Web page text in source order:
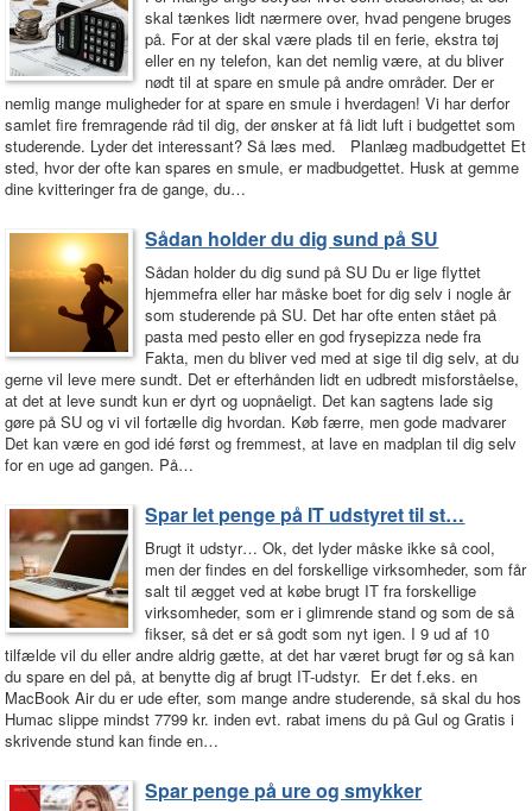
skal tænkes lidt nærmere over, hvad pengene bruges
på. For at der skal være plads til en ferie, ekstra tøj
eller en ny telefon, kan det nemlig være, at du bliver
nødt til at spare en smule på andre områder. Der er
nemlig mange muligheder for at spare en smule i hverdagen! Vi har derfor
samlet fire fremragende råd til dig, der ønsker at få lidt luft i budgettet som
studerende. Lyder det interessant? Så læs med. Planlæg madbudgettet Et
sted, hvor der ofte kan spares en smule, er madbudgettet. Husk at gemme
dine kvitteringer fra de gange, du…
Sådan holder du dig sund på SU
Sådan holder du dig sund på SU Du er lige flyttet
hjemmefra eller har måske boet for dig selv i nogle år
som studerende på SU. Det har ofte enten stået på
pasta med pesto eller en god frysepizza nede fra
Fakta, men du bliver ved med at sige til dig selv, at du
gerne vil leve mere sundt. Det er efterhånden lidt en udbredt misforståelse,
at det at leve sundt kun er dyrt og uopnåeligt. Det kan sagtens lade sig
gøre på SU og vi vil fortælle dig hvordan. Køb færre, men gode madvarer
Det kan være en god idé først og fremmest, at lave en madplan til dig selv
for en uge ad gangen. På…
Spar let penge på IT udstyret til st…
Brugt it udstyr… Ok, det lyder måske ikke så cool,
men der findes en del forskellige virksomheder, som får
salt til ægget ved at købe brugt IT fra forskellige
virksomheder, som er i glimrende stand og som de så
fikser, så det er så godt som nyt igen. I 9 ud af 10
tilfælde vil du eller andre aldrig gætte, at det har været brugt før og så kan
du spare en del på, at benytte dig af brugt IT-udstyr. Er det f.eks. en
MacBook Air du er ude efter, som mange andre studerende, så skal du hos
Humac slippe mindst 7799 kr. inden evt. rabat imens du på Gul og Gratis i
skrivende stund kan finde en…
Spar penge på ure og smykker